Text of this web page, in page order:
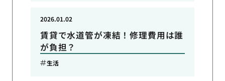
賃貸で水道管が凍結！修理費用は誰
が負担？
2026.01.02
生活